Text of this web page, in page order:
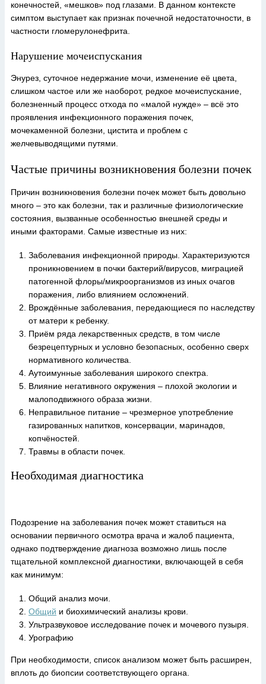
конечностей, «мешков» под глазами. В данном контексте
симптом выступает как признак почечной недостаточности, в
частности гломерулонефрита.
Нарушение мочеиспускания
Энурез, суточное недержание мочи, изменение её цвета,
слишком частое или же наоборот, редкое мочеиспускание,
болезненный процесс отхода по «малой нужде» – всё это
проявления инфекционного поражения почек,
мочекаменной болезни, цистита и проблем с
желчевыводящими путями.
Частые причины возникновения болезни почек
Причин возникновения болезни почек может быть довольно
много – это как болезни, так и различные физиологические
состояния, вызванные особенностью внешней среды и
иными факторами. Самые известные из них:
Заболевания инфекционной природы. Характеризуются
проникновением в почки бактерий/вирусов, миграцией
патогенной флоры/микроорганизмов из иных очагов
поражения, либо влиянием осложнений.
Врождённые заболевания, передающиеся по наследству
от матери к ребенку.
Приём ряда лекарственных средств, в том числе
безрецептурных и условно безопасных, особенно сверх
нормативного количества.
Аутоимунные заболевания широкого спектра.
Влияние негативного окружения – плохой экологии и
малоподвижного образа жизни.
Неправильное питание – чрезмерное употребление
газированных напитков, консервации, маринадов,
копчёностей.
Травмы в области почек.
Необходимая диагностика
Подозрение на заболевания почек может ставиться на
основании первичного осмотра врача и жалоб пациента,
однако подтверждение диагноза возможно лишь после
тщательной комплексной диагностики, включающей в себя
как минимум:
Общий анализ мочи.
Общий и биохимический анализы крови.
Ультразвуковое исследование почек и мочевого пузыря.
Урографию
При необходимости, список анализом может быть расширен,
вплоть до биопсии соответствующего органа.